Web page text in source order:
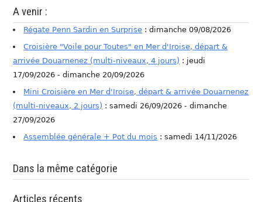
A venir :
Régate Penn Sardin en Surprise : dimanche 09/08/2026
Croisière "Voile pour Toutes" en Mer d'Iroise, départ &
arrivée Douarnenez (multi-niveaux, 4 jours) : jeudi
17/09/2026 - dimanche 20/09/2026
Mini Croisière en Mer d'Iroise, départ & arrivée Douarnenez
(multi-niveaux, 2 jours) : samedi 26/09/2026 - dimanche
27/09/2026
Assemblée générale + Pot du mois : samedi 14/11/2026
Dans la même catégorie
Articles récents